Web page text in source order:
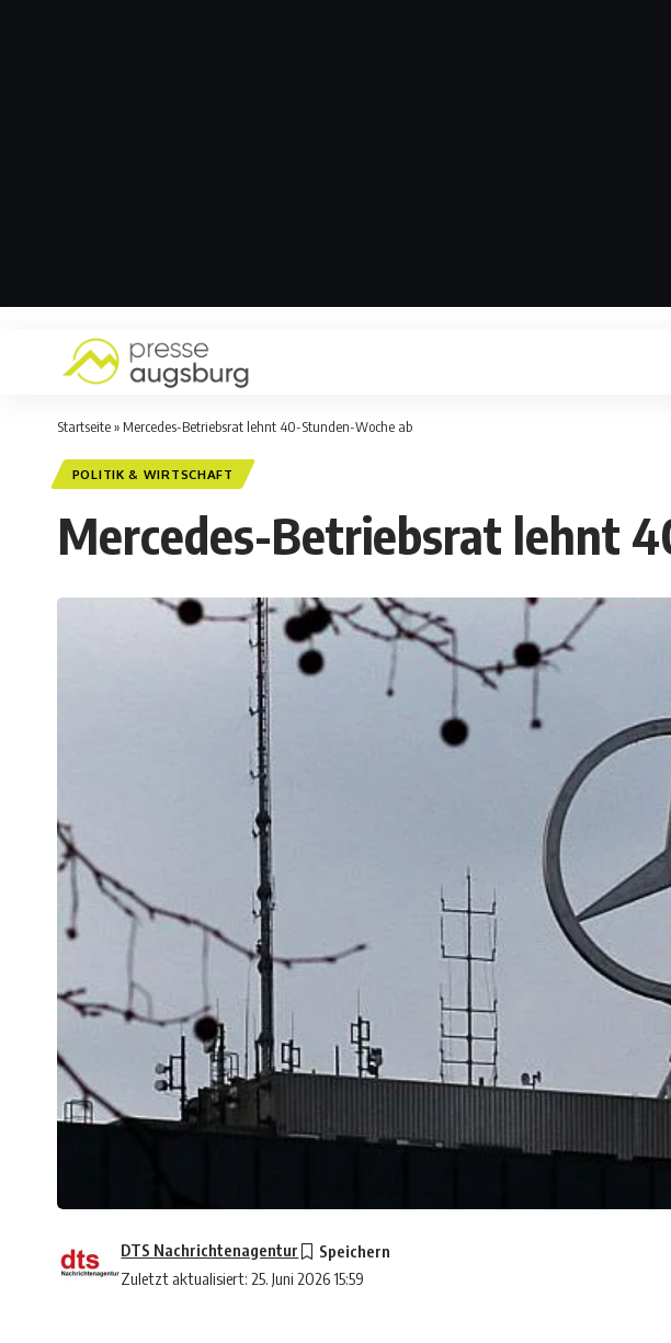
Startseite» Mercedes-Betriebsrat lehnt 40-Stunden-Woche ab
POLITIK & WIRTSCHAFT
Mercedes-Betriebsrat lehnt
Zuletzt aktualisiert: 25. Juni 2026 15:59
DTS Nachrichtenagentur